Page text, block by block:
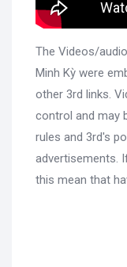
The Videos/
Minh Kỳ were
other 3rd links.
control and may
rules and 3rd's
advertisements.
this mean that